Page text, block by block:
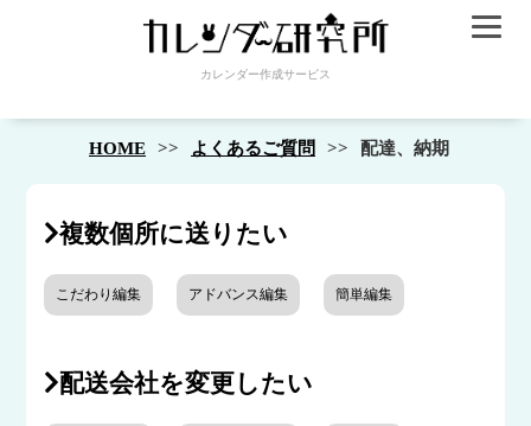
カレンダー作成サービス
HOME よくあるご質問 配達、納期
複数個所に送りたい
こだわり編集 アドバンス編集 簡単編集
配送会社を変更したい